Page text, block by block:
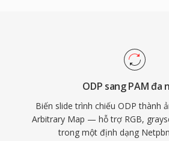
ODP sang PAM đa
Biến slide trình chiếu ODP thành
Arbitrary Map — hỗ trợ RGB,
trong một định dạng